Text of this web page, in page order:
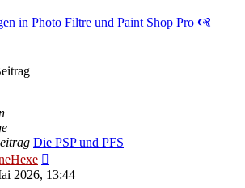
in Photo Filtre und Paint Shop Pro 🙧
Die PSP und PFS
Beitrag
2026, 13:44